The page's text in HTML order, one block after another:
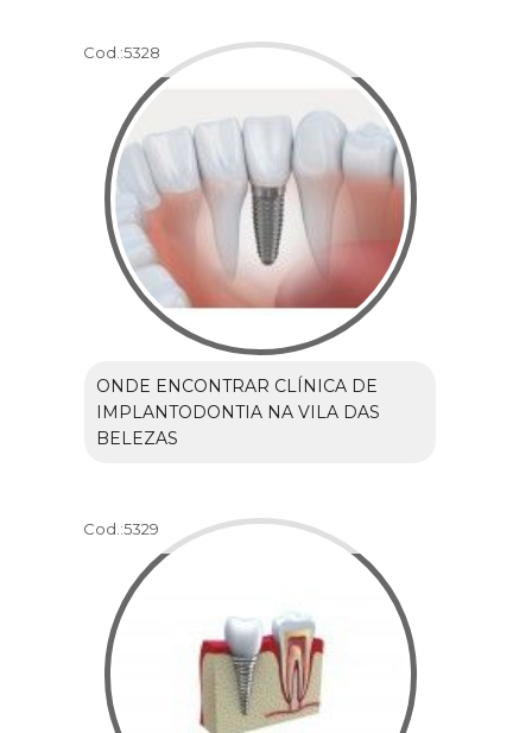
Cod.:5328
ONDE ENCONTRAR CLÍNICA DE
IMPLANTODONTIA NA VILA DAS
BELEZAS
Cod.:5329